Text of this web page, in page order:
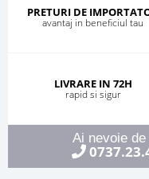
PRETURI DE
avantaj in beneficiul tau
LIVRARE IN 72H
rapid si sigur
Ai nevoie